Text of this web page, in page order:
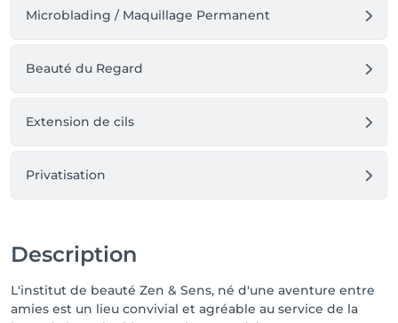
Microblading / Maquillage Permanent
Beauté du Regard
Extension de cils
Privatisation
Description
L'institut de beauté Zen & Sens, né d'une aventure entre
amies est un lieu convivial et agréable au service de la